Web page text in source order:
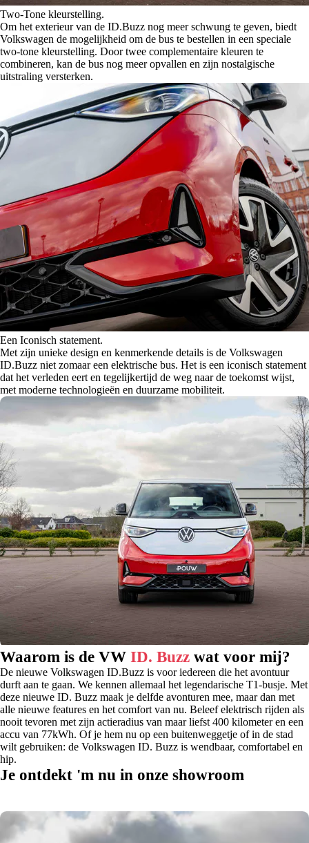
Two-Tone kleurstelling.
Om het exterieur van de ID.Buzz nog meer schwung te geven, biedt
Volkswagen de mogelijkheid om de bus te bestellen in een speciale
two-tone kleurstelling. Door twee complementaire kleuren te
combineren, kan de bus nog meer opvallen en zijn nostalgische
uitstraling versterken.
Een Iconisch statement.
Met zijn unieke design en kenmerkende details is de Volkswagen
ID.Buzz niet zomaar een elektrische bus. Het is een iconisch statement
dat het verleden eert en tegelijkertijd de weg naar de toekomst wijst,
met moderne technologieën en duurzame mobiliteit.
Waarom is de VW ID. Buzz wat voor mij?
De nieuwe Volkswagen ID.Buzz is voor iedereen die het avontuur
durft aan te gaan. We kennen allemaal het legendarische T1-busje. Met
deze nieuwe ID. Buzz maak je delfde avonturen mee, maar dan met
alle nieuwe features en het comfort van nu. Beleef elektrisch rijden als
nooit tevoren met zijn actieradius van maar liefst 400 kilometer en een
accu van 77kWh. Of je hem nu op een buitenweggetje of in de stad
wilt gebruiken: de Volkswagen ID. Buzz is wendbaar, comfortabel en
hip.
Je ontdekt 'm nu in onze showroom